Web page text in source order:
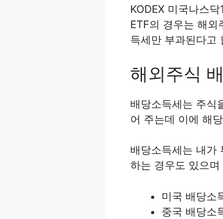
KODEX 미국나스
ETF의 경우는 해외
득세만 부과된다고
해외주식
배당소득세는 주식
어 주는데 이에 해
배당소득세는 내가
하는 경우도 있으
미국 배당소
중국 배당소